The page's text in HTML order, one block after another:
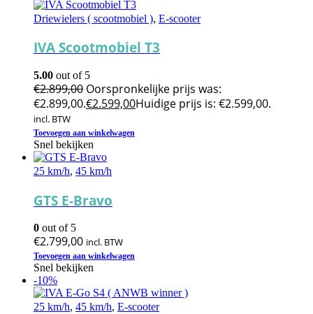
Driewielers ( scootmobiel ), E-scooter
IVA Scootmobiel T3
5.00 out of 5
€2.899,00 Oorspronkelijke prijs was:
€2.899,00.€2.599,00Huidige prijs is: €2.599,00.
incl. BTW
Toevoegen aan winkelwagen
Snel bekijken
25 km/h, 45 km/h
GTS E-Bravo
0 out of 5
€2.799,00 incl. BTW
Toevoegen aan winkelwagen
Snel bekijken
-10%
25 km/h, 45 km/h, E-scooter